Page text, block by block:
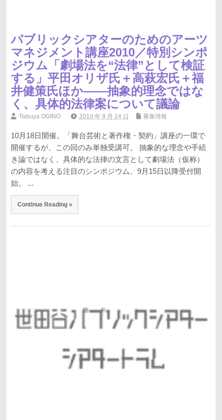
パブリックシアターのためのアーツ
マネジメント講座2010／特別シンポ
ジウム「劇場法を“法律”として検証
する」平田オリザ氏＋高萩宏氏＋福
井健策氏ほか――抽象的理念ではな
く、具体的法律案について議論
Tatsuya OGINO 2010 年 8 月 14 日 募集情報
10月18日開催。「舞台芸術と著作権・契約」講座の一環で
開催するが、この回のみ単独受講可。 抽象的な理念や手続
き論ではなく、具体的な法律の文言として劇場法（仮称）
の内容を考える注目のシンポジウム。9月15日以降受付開
始。 ...
Continue Reading »